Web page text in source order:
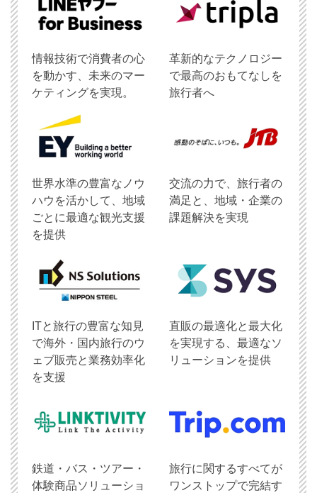
情報技術で消費者の心
を動かす、未来のマー
ケティングを実現。
革新的なテクノロジー
で最高のおもてなしを
旅行者へ
世界水準の豊富なノウ
ハウを活かして、地域
ごとに最適な観光支援
を提供
交流の力で、旅行者の
満足と、地域・企業の
課題解決を実現
ITと旅行の豊富な知見
で海外・国内旅行のウ
ェブ販売と業務効率化
を支援
直販の最適化と最大化
を実現する、最適なソ
リューションを提供
鉄道・バス・ツアー・
体験商品ソリューショ
旅行に関するすべてが
ワンストップで完結す